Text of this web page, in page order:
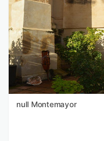
null Montemayor